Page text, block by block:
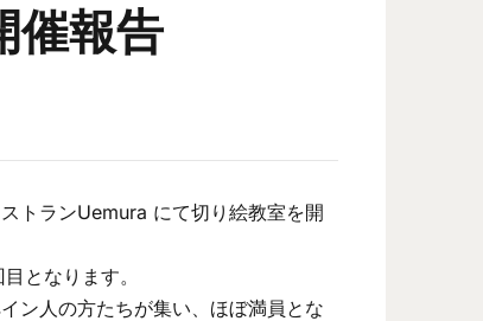
催報告
トランUemura にて切り絵教室を開
となります。
ン人の方たちが集い、ほぼ満員とな